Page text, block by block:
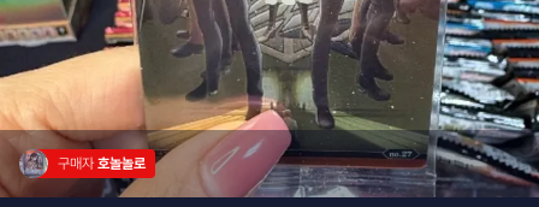
구매자 호놀놀로